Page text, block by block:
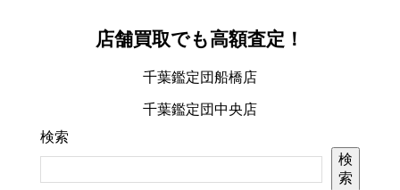
店舗買取でも高額査定！
千葉鑑定団船橋店
千葉鑑定団中央店
検索
検
索